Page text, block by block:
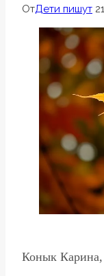
ОтДети пишут
Конык